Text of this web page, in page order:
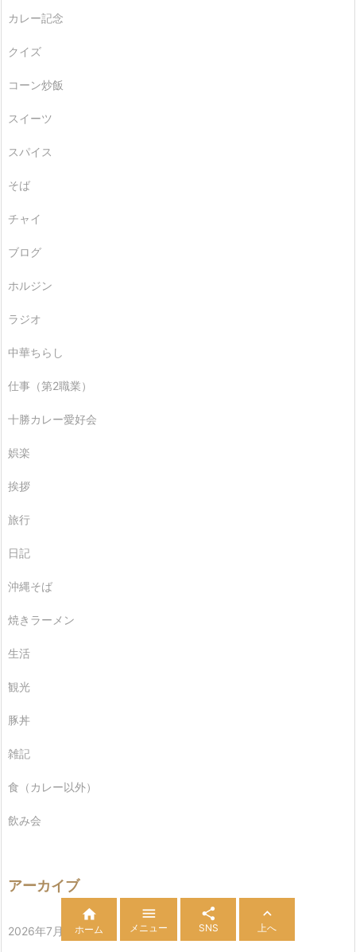
カレー記念
クイズ
コーン炒飯
スイーツ
スパイス
そば
チャイ
ブログ
ホルジン
ラジオ
中華ちらし
仕事（第2職業）
十勝カレー愛好会
娯楽
挨拶
旅行
日記
沖縄そば
焼きラーメン
生活
観光
豚丼
雑記
食（カレー以外）
飲み会
アーカイブ
2026年7月

ホーム

メニュー

SNS

上へ